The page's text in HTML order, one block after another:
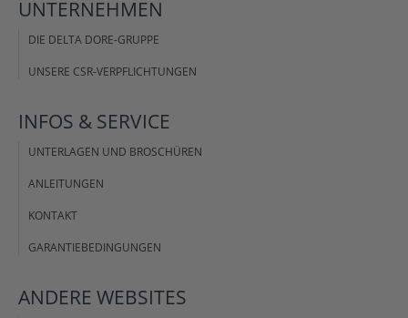
UNTERNEHMEN
DIE DELTA DORE-GRUPPE
UNSERE CSR-VERPFLICHTUNGEN
INFOS & SERVICE
UNTERLAGEN UND BROSCHÜREN
ANLEITUNGEN
KONTAKT
GARANTIEBEDINGUNGEN
ANDERE WEBSITES